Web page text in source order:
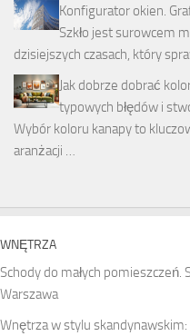
Konfigurator okien.
Szkło jest surowcem
dzisiejszych czasach, który
Jak dobrze dobrać
typowych błędów i
Wybór koloru kanapy to
aranżacji …
WNĘTRZA
Schody do małych
Warszawa
Wnętrza w stylu skandynawskim: